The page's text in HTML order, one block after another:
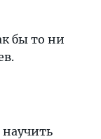
бы то ни